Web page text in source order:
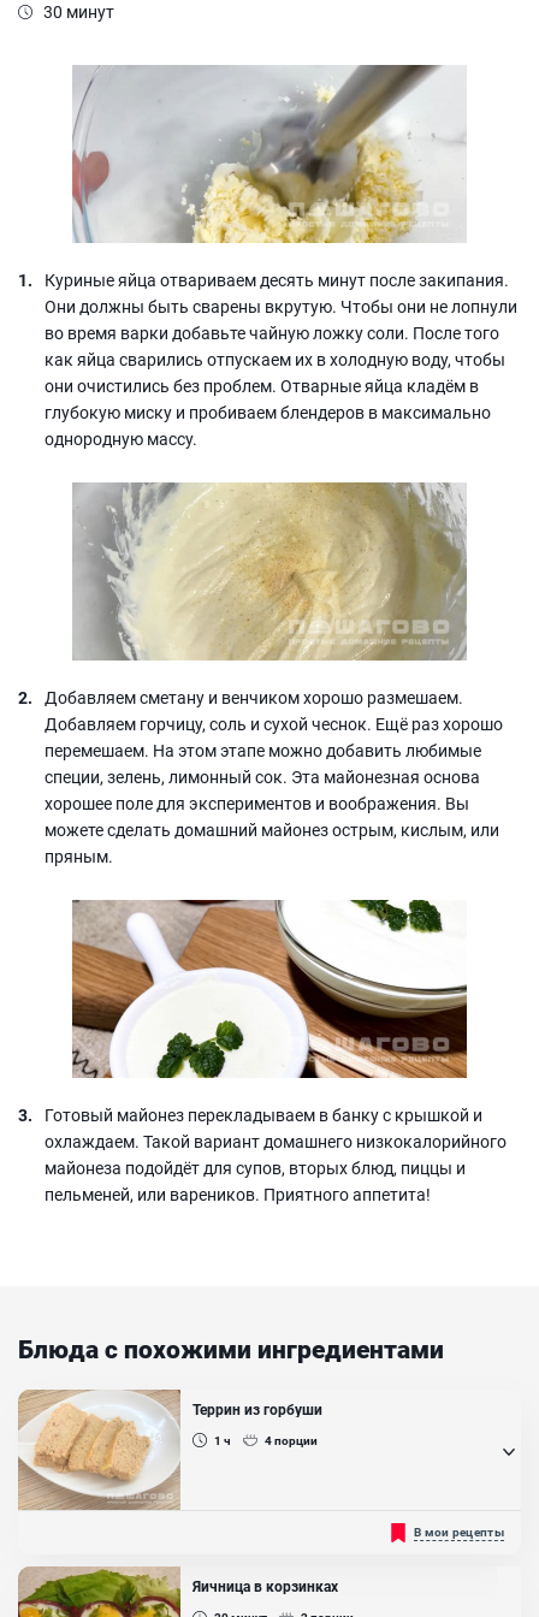
30 минут
Куриные яйца отвариваем десять минут после закипания.
Они должны быть сварены вкрутую. Чтобы они не лопнули
во время варки добавьте чайную ложку соли. После того
как яйца сварились отпускаем их в холодную воду, чтобы
они очистились без проблем. Отварные яйца кладём в
глубокую миску и пробиваем блендеров в максимально
однородную массу.
Добавляем сметану и венчиком хорошо размешаем.
Добавляем горчицу, соль и сухой чеснок. Ещё раз хорошо
перемешаем. На этом этапе можно добавить любимые
специи, зелень, лимонный сок. Эта майонезная основа
хорошее поле для экспериментов и воображения. Вы
можете сделать домашний майонез острым, кислым, или
пряным.
Готовый майонез перекладываем в банку с крышкой и
охлаждаем. Такой вариант домашнего низкокалорийного
майонеза подойдёт для супов, вторых блюд, пиццы и
пельменей, или вареников. Приятного аппетита!
Блюда с похожими ингредиентами
Террин из горбуши
1 ч 4порции
Террин представляет собой вкусную холодную закуску, которая
одинаково хорошо дополняет как повседневный рацион, так и
любой праздничный стол. Такая закуска имеет мягкую, нежную и
пышную структуру, напоминающее суфле. Рецептов
приготовления террина из горбуши существует очень много, в
В мои рецепты
Яичница в корзинках